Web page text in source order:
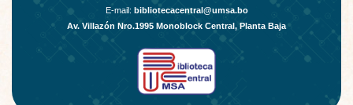
E-mail: bibliotecacentral@umsa.bo
Av. Villazón Nro.1995 Monoblock Central, Planta Baja